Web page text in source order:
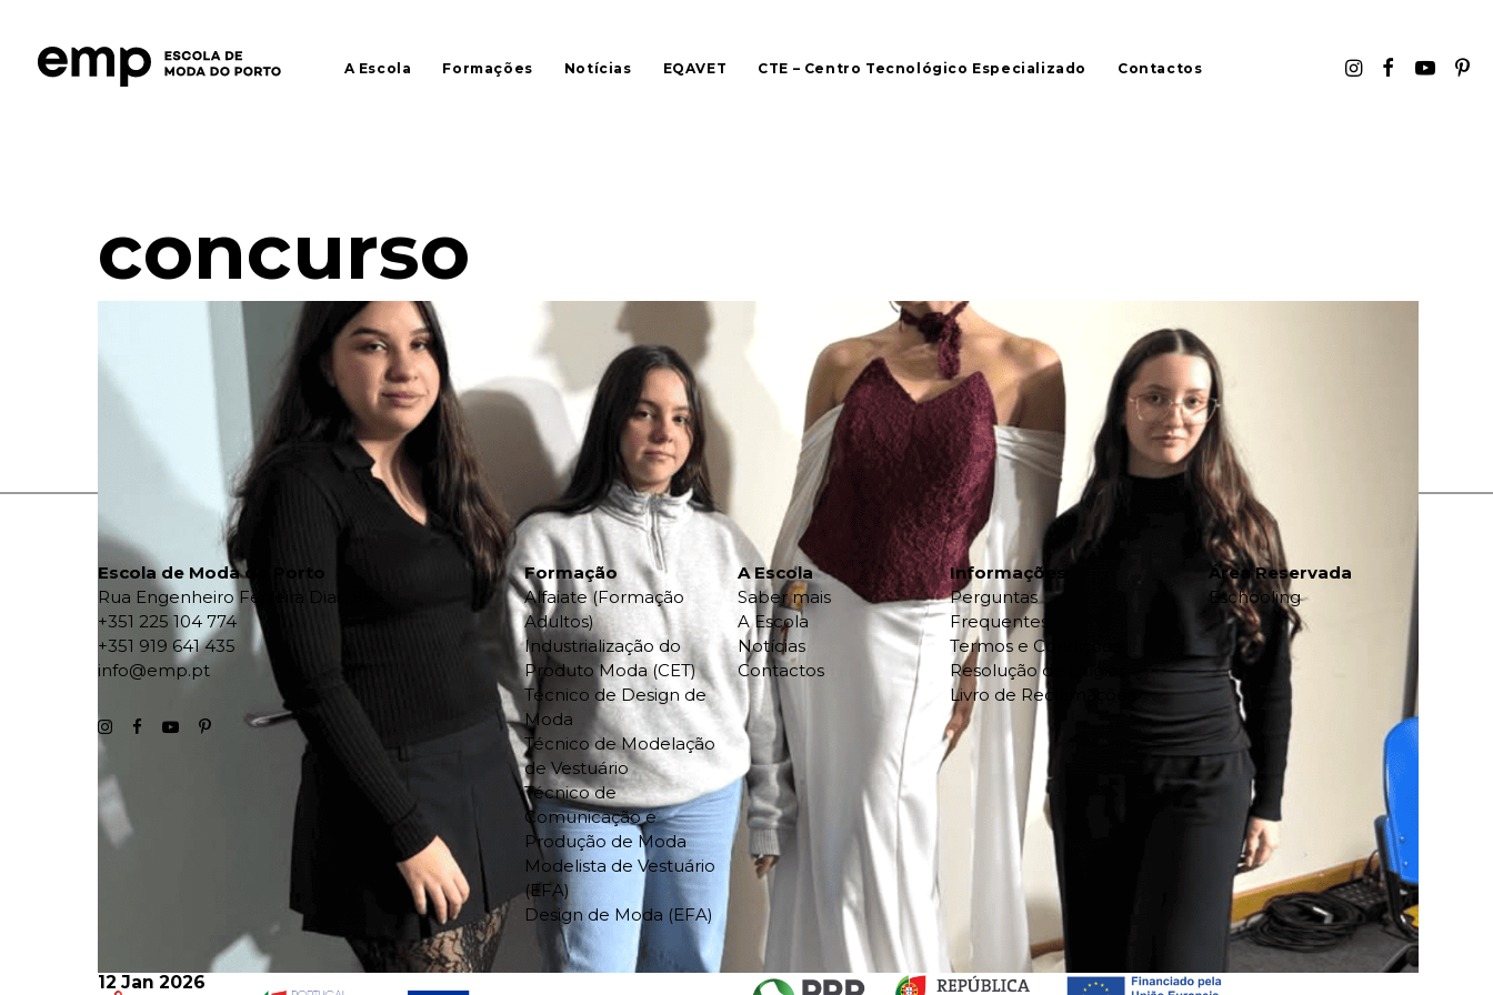
A Escola Formações Notícias EQAVET CTE – Centro Tecnológico Especializado Contactos
concurso
12 Jan 2026
Escola de Moda do Porto
Rua Engenheiro Ferreira Dias, 954
+351 225 104 774
+351 919 641 435
info@emp.pt
Formação
Alfaiate (Formação
Adultos)
Industrialização do
Produto Moda (CET)
Técnico de Design de
Moda
Técnico de Modelação
de Vestuário
Técnico de
Comunicação e
Produção de Moda
Modelista de Vestuário
(EFA)
Design de Moda (EFA)
A Escola
Saber mais
A Escola
Notícias
Contactos
Informações
Perguntas
Frequentes
Termos e Condições
Resolução de Litígios
Livro de Reclamações
Área Reservada
Eschooling